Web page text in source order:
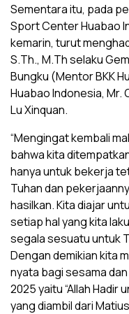
‎Sementara itu, pada
Sport Center Huabao
kemarin, turut
S.Th., M.Th selaku
Bungku (Mentor BKK
Huabao Indonesia, Mr.
Lu Xinquan.
‎“Mengingat kembali
bahwa kita
hanya untuk bekerja
Tuhan dan
hasilkan. Kita diajar
setiap hal yang kita
segala sesuatu untuk
Dengan demikian kita
nyata bagi sesama
2025 yaitu “Allah Hadir
yang diambil dari